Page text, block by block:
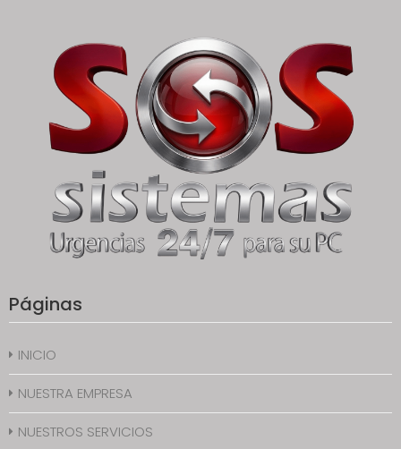
Páginas
INICIO
NUESTRA EMPRESA
NUESTROS SERVICIOS